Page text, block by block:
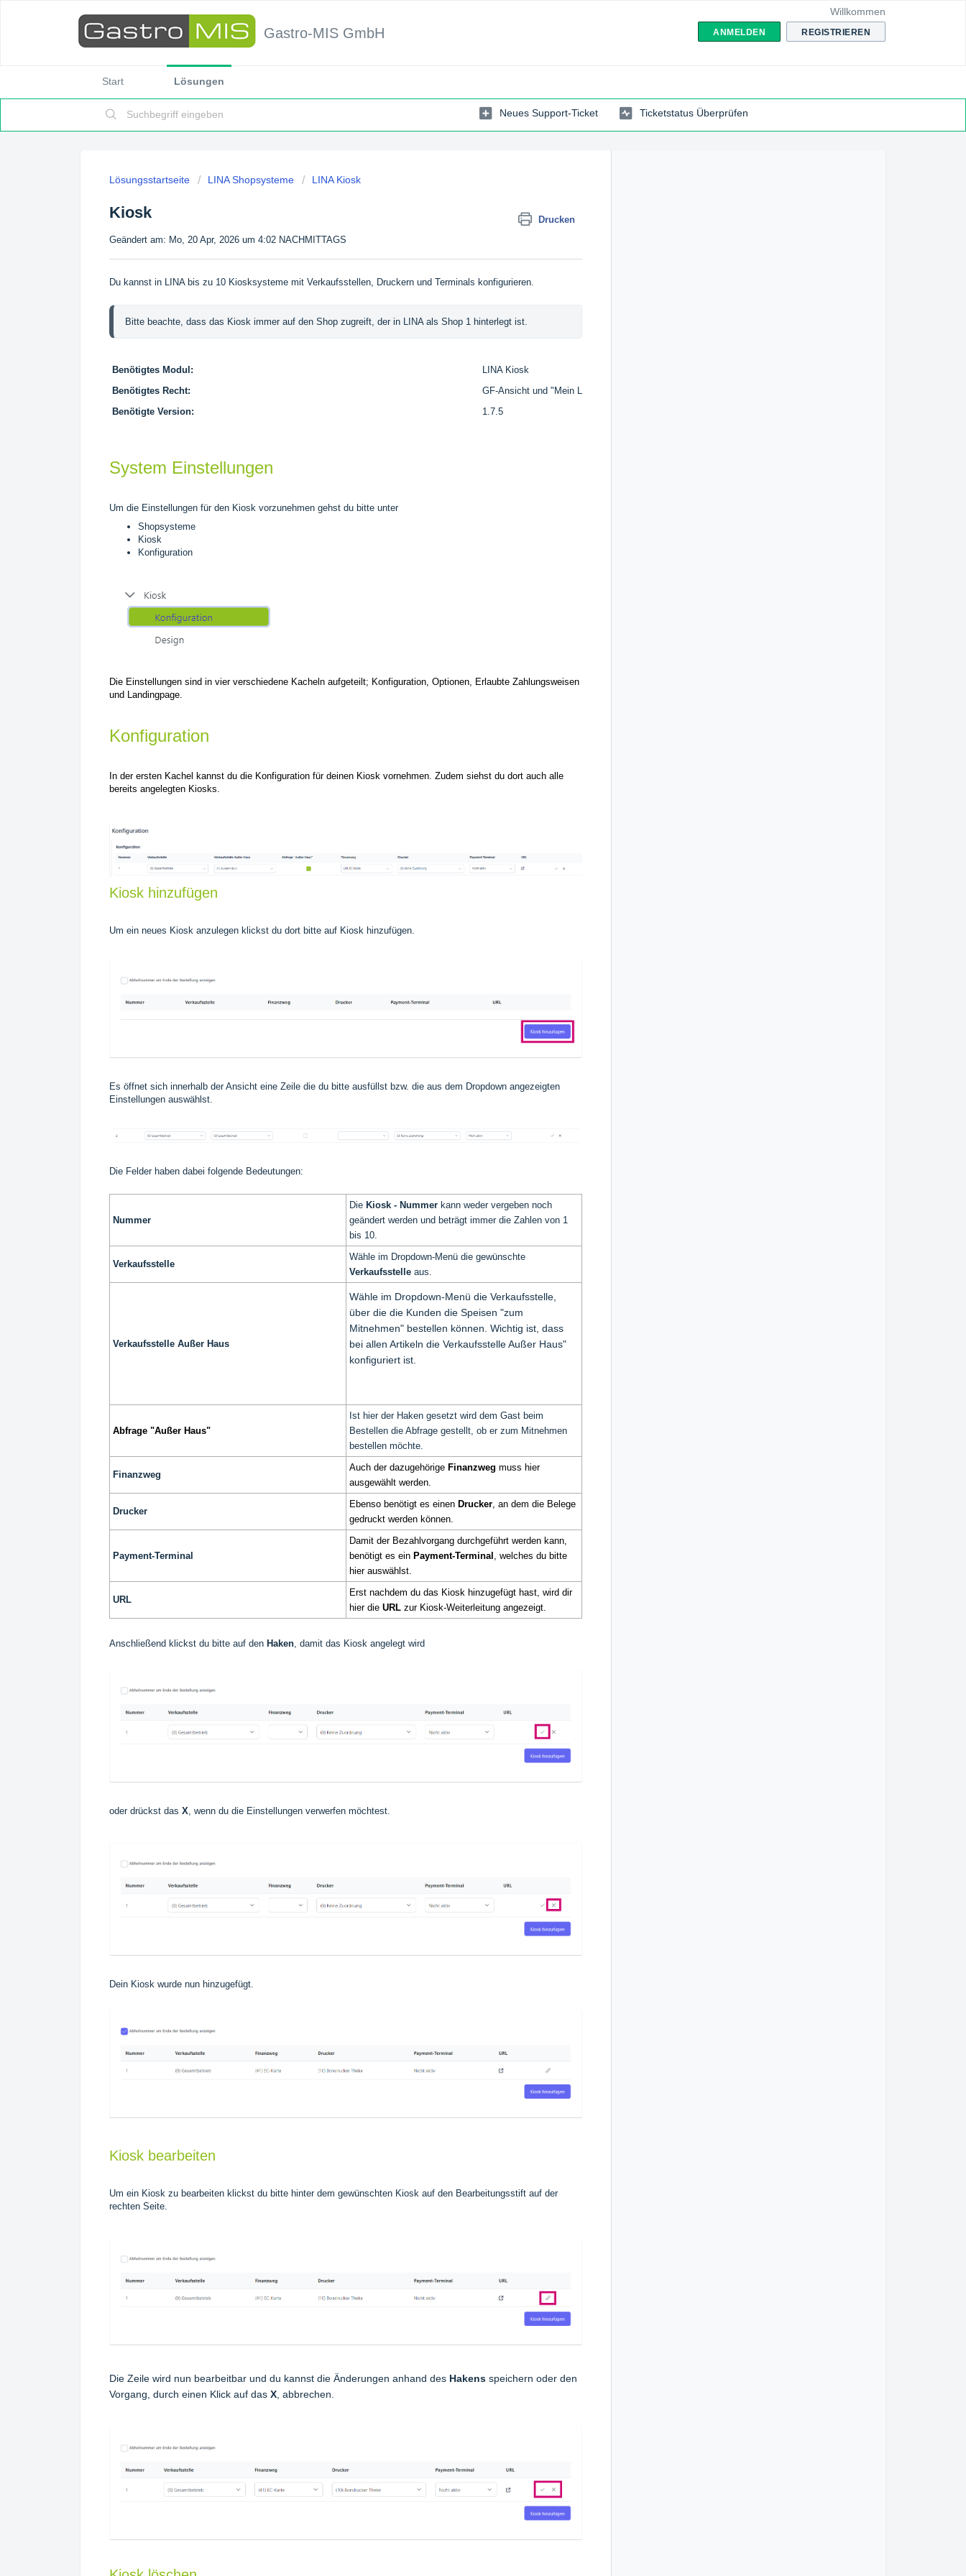
Gastro-MIS GmbH
Willkommen
ANMELDEN REGISTRIEREN
Start Lösungen
Neues Support-Ticket Ticketstatus Überprüfen
Lösungsstartseite LINA Shopsysteme LINA Kiosk
Kiosk
Drucken
Geändert am: Mo, 20 Apr, 2026 um 4:02 NACHMITTAGS
Du kannst in LINA bis zu 10 Kiosksysteme mit Verkaufsstellen, Druckern und Terminals konfigurieren.
Bitte beachte, dass das Kiosk immer auf den Shop zugreift, der in LINA als Shop 1 hinterlegt ist.
Benötigtes Modul:
LINA Kiosk
Benötigtes Recht:
GF-Ansicht und "Mein Laden"
Benötigte Version:
1.7.5
System Einstellungen
Um die Einstellungen für den Kiosk vorzunehmen gehst du bitte unter
Shopsysteme
Kiosk
Konfiguration
Die Einstellungen sind in vier verschiedene Kacheln aufgeteilt; Konfiguration, Optionen, Erlaubte Zahlungsweisen
und Landingpage.
Konfiguration
In der ersten Kachel kannst du die Konfiguration für deinen Kiosk vornehmen. Zudem siehst du dort auch alle
bereits angelegten Kiosks.
Kiosk hinzufügen
Um ein neues Kiosk anzulegen klickst du dort bitte auf Kiosk hinzufügen.
Es öffnet sich innerhalb der Ansicht eine Zeile die du bitte ausfüllst bzw. die aus dem Dropdown angezeigten
Einstellungen auswählst.
Die Felder haben dabei folgende Bedeutungen:
Nummer
Die Kiosk - Nummer kann weder vergeben noch
geändert werden und beträgt immer die Zahlen von 1
bis 10.
Verkaufsstelle
Wähle im Dropdown-Menü die gewünschte
Verkaufsstelle aus.
Verkaufsstelle Außer Haus
Wähle im Dropdown-Menü die Verkaufsstelle,
über die die Kunden die Speisen "zum
Mitnehmen" bestellen können. Wichtig ist, dass
bei allen Artikeln die Verkaufsstelle Außer Haus"
konfiguriert ist.
Abfrage "Außer Haus"
Ist hier der Haken gesetzt wird dem Gast beim
Bestellen die Abfrage gestellt, ob er zum Mitnehmen
bestellen möchte.
Finanzweg
Auch der dazugehörige Finanzweg muss hier
ausgewählt werden.
Drucker
Ebenso benötigt es einen Drucker, an dem die Belege
gedruckt werden können.
Payment-Terminal
Damit der Bezahlvorgang durchgeführt werden kann,
benötigt es ein Payment-Terminal , welches du bitte
hier auswählst.
URL
Erst nachdem du das Kiosk hinzugefügt hast, wird dir
hier die URL zur Kiosk-Weiterleitung angezeigt.
Anschließend klickst du bitte auf den Haken, damit das Kiosk angelegt wird
oder drückst das X, wenn du die Einstellungen verwerfen möchtest.
Dein Kiosk wurde nun hinzugefügt.
Kiosk bearbeiten
Um ein Kiosk zu bearbeiten klickst du bitte hinter dem gewünschten Kiosk auf den Bearbeitungsstift auf der
rechten Seite
Die Zeile wird nun bearbeitbar und du kannst die Änderungen anhand des Hakens speichern oder den
Vorgang, durch einen Klick auf das X , abbrechen.